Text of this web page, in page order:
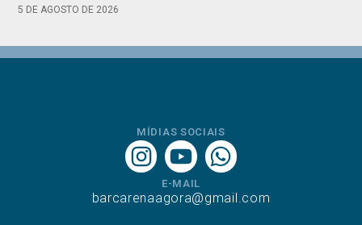
5 DE AGOSTO DE 2026
MÍDIAS SOCIAIS
E-MAIL
barcarenaagora@gmail.com